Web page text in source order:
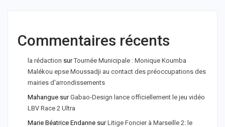
Commentaires récents
la rédaction surTournée Municipale : Monique Koumba
Malékou epse Moussadji au contact des préoccupations des
mairies d'arrondissements
Mahangue surGabao-Design lance officiellement le jeu vidéo
LBV Race 2 Ultra
Marie Béatrice Endanne surLitige Foncier à Marseille 2: le